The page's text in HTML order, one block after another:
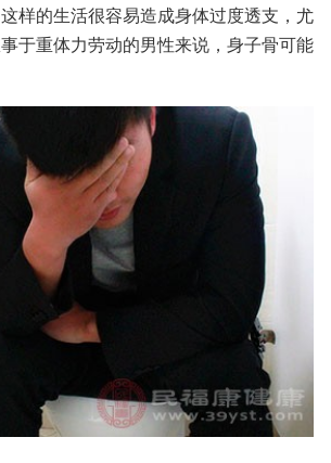
样的生活很容易造成身体过度透支，尤
于重体力劳动的男性来说，身子骨可能